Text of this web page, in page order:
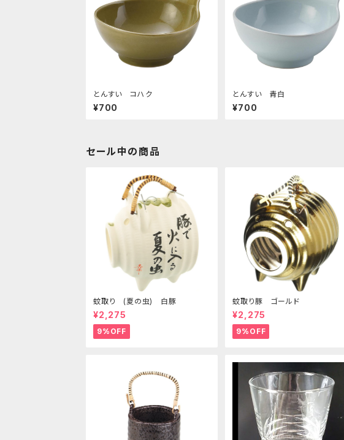
とんすい コハク
¥700
とんすい 青白
¥700
セール中の商品
蚊取り (夏の虫) 白豚
¥2,275
9%OFF
蚊取り豚 ゴールド
¥2,275
9%OFF